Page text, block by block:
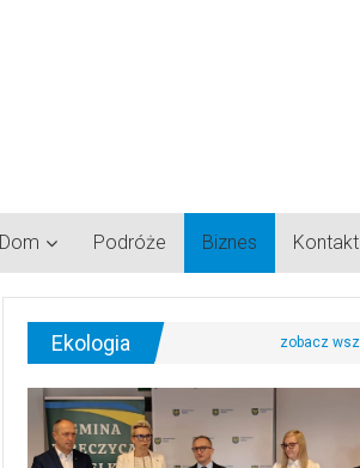
Dom Podróże Biznes Kontakt
Ekologia